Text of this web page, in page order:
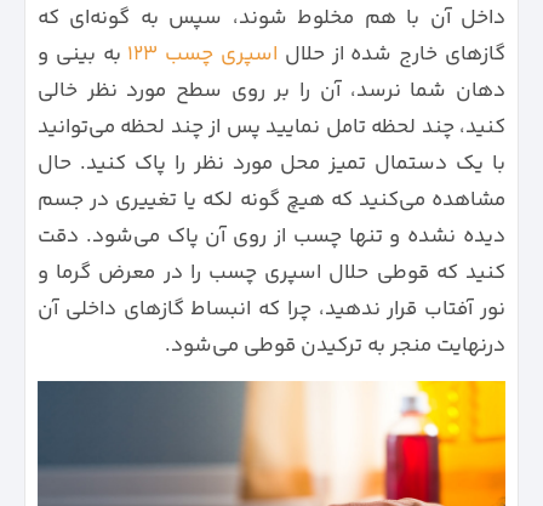
داخل آن با هم مخلوط شوند، سپس به گونه‌ای که
گازهای خارج شده از حلال اسپری چسب 123
به بینی و
دهان شما نرسد، آن را بر روی سطح مورد نظر خالی
کنید، چند لحظه تامل نمایید پس از چند لحظه می‌توانید
با یک دستمال تمیز محل مورد نظر را پاک کنید. حال
مشاهده می‌کنید که هیچ گونه لکه یا تغییری در جسم
دیده نشده و تنها چسب از روی آن پاک می‌شود. دقت
کنید که قوطی حلال اسپری چسب را در معرض گرما و
نور آفتاب قرار ندهید، چرا که انبساط گازهای داخلی آن
درنهایت منجر به ‌‌ترکیدن قوطی می‌شود.